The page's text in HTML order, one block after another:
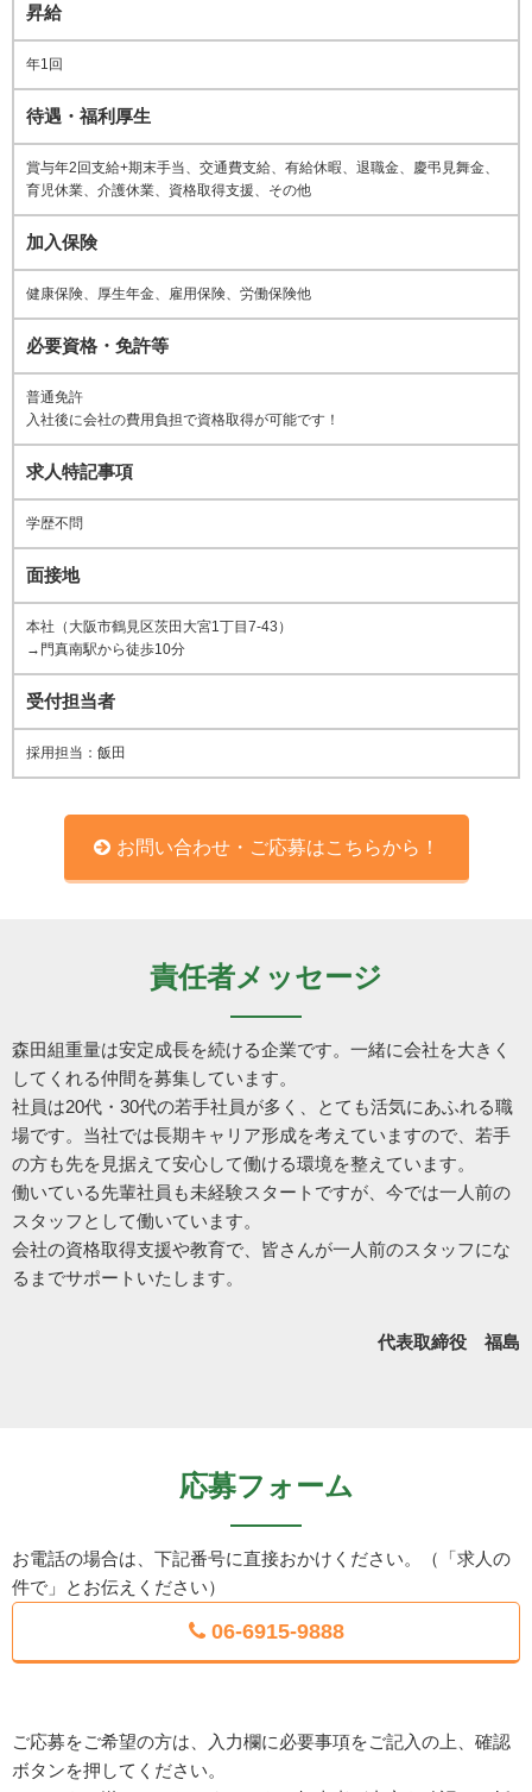
昇給
年1回
待遇・福利厚生
賞与年2回支給+期末手当、交通費支給、有給休暇、退職金、慶弔見舞金、
育児休業、介護休業、資格取得支援、その他
加入保険
健康保険、厚生年金、雇用保険、労働保険他
必要資格・免許等
普通免許
入社後に会社の費用負担で資格取得が可能です！
求人特記事項
学歴不問
面接地
本社（大阪市鶴見区茨田大宮1丁目7-43）
→門真南駅から徒歩10分
受付担当者
採用担当：飯田
お問い合わせ・ご応募はこちらから！
責任者メッセージ
森田組重量は安定成長を続ける企業です。一緒に会社を大きく
してくれる仲間を募集しています。
社員は20代・30代の若手社員が多く、とても活気にあふれる職
場です。当社では長期キャリア形成を考えていますので、若手
の方も先を見据えて安心して働ける環境を整えています。
働いている先輩社員も未経験スタートですが、今では一人前の
スタッフとして働いています。
会社の資格取得支援や教育で、皆さんが一人前のスタッフにな
るまでサポートいたします。
代表取締役 福島
応募フォーム
お電話の場合は、下記番号に直接おかけください。（「求人の
件で」とお伝えください）
06-6915-9888
ご応募をご希望の方は、入力欄に必要事項をご記入の上、確認
ボタンを押してください。